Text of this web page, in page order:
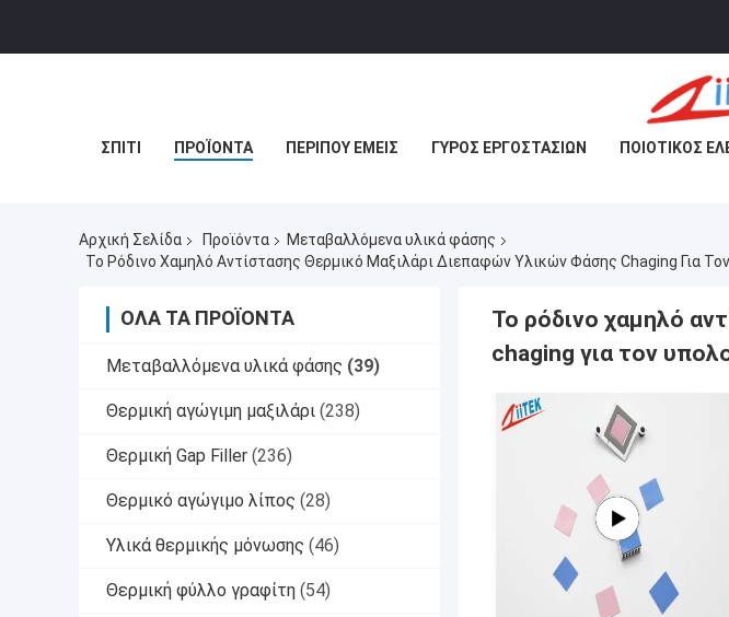
ΣΠΊΤΙ ΠΡΟΪΌΝΤΑ ΠΕΡΊΠΟΥ ΕΜΕΊΣ ΓΎΡΟΣ ΕΡΓΟΣΤΑΣΊΩΝ ΠΟΙΟΤΙΚΌΣ
Αρχική Σελίδα Προϊόντα
Μεταβαλλόμενα υλικά φάσης
Το Ρόδινο Χαμηλό Αντίστασης Θερμικό Μαξιλάρι Διεπαφών Υλικών Φάσης Chaging Για
ΌΛΑ ΤΑ ΠΡΟΪΌΝΤΑ
Μεταβαλλόμενα υλικά φάσης (39)
Θερμική αγώγιμη μαξιλάρι (238)
Θερμική Gap Filler (236)
Θερμικό αγώγιμο λίπος (28)
Υλικά θερμικής μόνωσης (46)
Θερμική φύλλο γραφίτη (54)
Το ρόδινο χαμηλό
chaging για τον